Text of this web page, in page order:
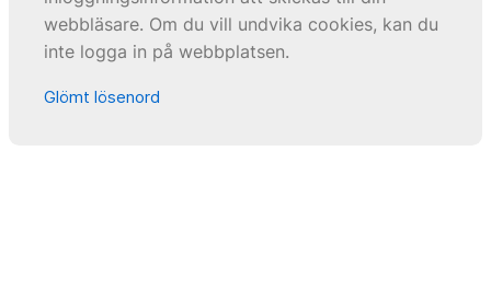
webbläsare. Om du vill undvika cookies, kan du
inte logga in på webbplatsen.
Glömt lösenord